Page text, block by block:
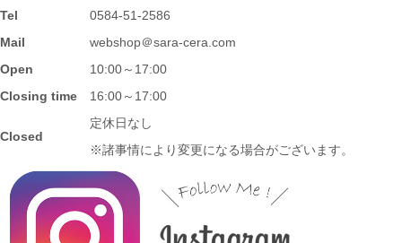
2023/7/28
≪再入荷≫窯出し入荷しました♪松助窯 ストレートミニマグカッ
プ ピンクウェーブ釉
≪おすすめ≫暑さに負けない
窯 がっつり小丼
Tel
0584-51-2586
Mail
webshop＠sara-cera.com
Open
10:00～17:00
Closing time
16:00～17:00
Closed
定休日なし
※諸事情により変更になる場合がございます。